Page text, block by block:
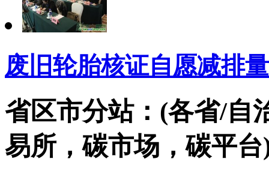
废旧轮胎核证自愿减排
省区市分站：(各省/自
易所，碳市场，碳平台